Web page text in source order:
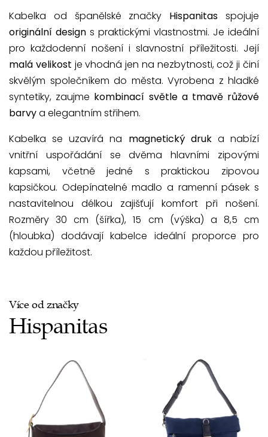
Kabelka od španělské značky Hispanitas spojuje
originální design s praktickými vlastnostmi. Je ideální
pro každodenní nošení i slavnostní příležitosti. Její
malá velikost je vhodná jen na nezbytnosti, což ji činí
skvělým společníkem do města. Vyrobena z hladké
syntetiky, zaujme kombinací světle a tmavě růžové
barvya elegantním střihem.
Kabelka se uzavírá na magnetický druka nabízí
vnitřní uspořádání se dvěma hlavními zipovými
kapsami, včetně jedné s praktickou zipovou
kapsičkou. Odepínatelné madlo a ramenní pásek s
nastavitelnou délkou zajišťují komfort při nošení.
Rozměry 30 cm (šířka), 15 cm (výška) a 8,5 cm
(hloubka) dodávají kabelce ideální proporce pro
každou příležitost.
Více od značky
Hispanitas